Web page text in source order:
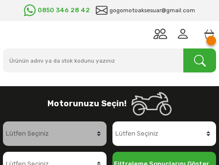
0850 346 28 42 gogomotoaksesuar@gmail.com
Motorunuzu Seçin!